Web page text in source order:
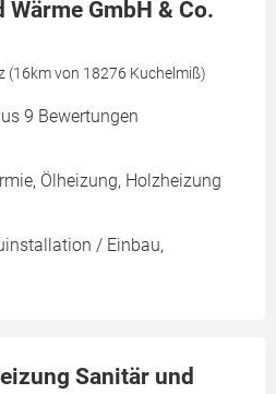
GmbH & Co.
(16km von 18276 Kuchelmiß)
9 Bewertungen
Ölheizung, Holzheizung
/ Einbau,
Sanitär und